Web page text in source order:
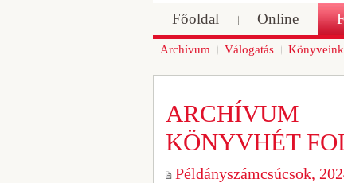
Főoldal Online
Archívum Válogatás Könyveink
ARCHÍVUM
KÖNYVHÉT
Példányszámcsúcsok,